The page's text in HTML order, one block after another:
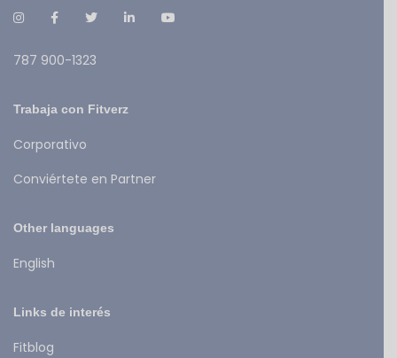
787 900-1323
Trabaja con Fitverz
Corporativo
Conviértete en Partner
Other languages
English
Links de interés
Fitblog